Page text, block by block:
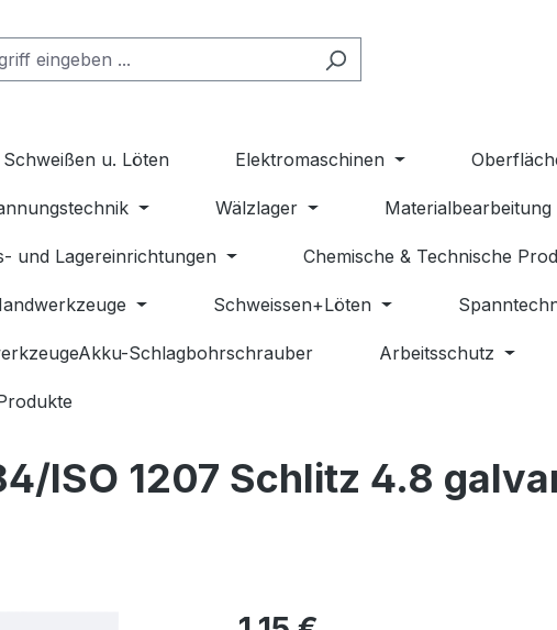
Schweißen u. Löten Elektromaschinen
Wälzlager Materialbearbeitung
und Lagereinrichtungen Chemische & Technische
Schweissen+Löten
Schlagbohrschrauber Arbeitsschutz
ISO 1207 Schlitz 4.8
Regulärer Preis: